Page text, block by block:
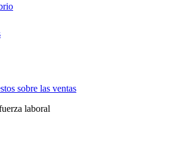
sobre las ventas
laboral